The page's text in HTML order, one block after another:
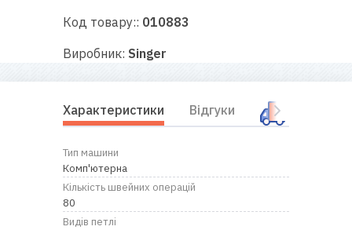
Контакти
Про
нас
Код товару:: 010883
Виробник: Singer
Характеристики Відгуки
Тип машини
Комп'ютерна
Кількість швейних операцій
80
Видів петлі